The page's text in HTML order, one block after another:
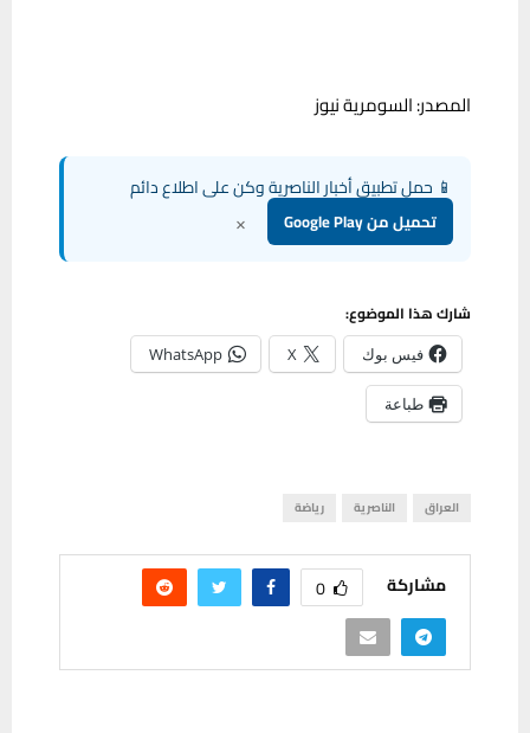
المصدر: السومرية نيوز
📱 حمل تطبيق أخبار الناصرية وكن على اطلاع دائم
تحميل من Google Play ×
شارك هذا الموضوع:
فيس بوك X
WhatsApp
طباعة
العراق الناصرية رياضة
مشاركة 0